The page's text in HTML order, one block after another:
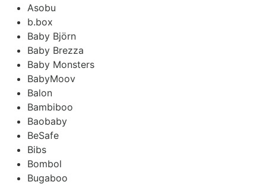
Asobu
b.box
Baby Björn
Baby Brezza
Baby Monsters
BabyMoov
Balon
Bambiboo
Baobaby
BeSafe
Bibs
Bombol
Bugaboo